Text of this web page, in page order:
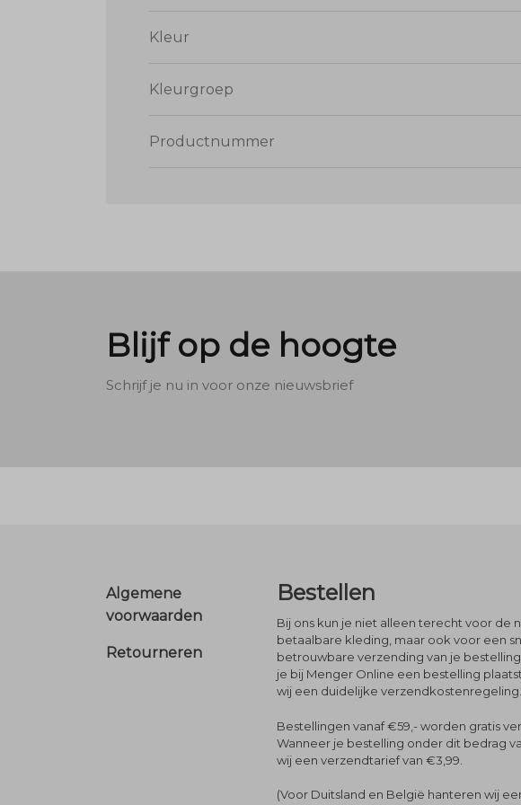
Kenmerken:Halve mouwen, print op voorpand,
Kleur
Kleurgroep
Productnummer
Blijf op de hoogte
Schrijf je nu in voor onze nieuwsbrief
Footer
Algemene
voorwaarden
Retourneren
Bestellen
Bij ons kun je niet alleen terecht voor de
betaalbare kleding, maar ook voor een
betrouwbare verzending van je
je bij Menger Online een bestelling
wij een duidelijke verzendkostenregeling.
Bestellingen vanaf €59,- worden gratis
Wanneer je bestelling onder dit bedrag
wij een verzendtarief van €3,99.
(Voor Duitsland en België hanteren wij